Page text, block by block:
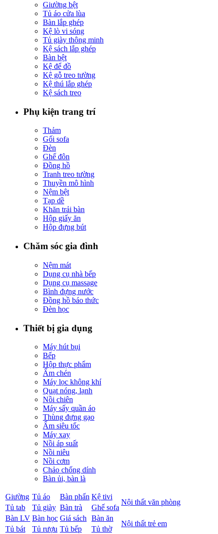
Giường bệt
Tủ áo cửa lùa
Bàn lắp ghép
Kệ lò vi sóng
Tủ giày thông minh
Kệ sách lắp ghép
Bàn bệt
Kệ để đồ
Kệ gỗ treo tường
Kệ thú lắp ghép
Kệ sách treo
Phụ kiện trang trí
Thảm
Gối sofa
Đèn
Ghế đôn
Đồng hồ
Tranh treo tường
Thuyền mô hình
Nệm bệt
Tạp dề
Khăn trải bàn
Hộp giấy ăn
Hộp đựng bút
Chăm sóc gia đình
Nệm mát
Dụng cụ nhà bếp
Dụng cụ massage
Bình đựng nước
Đồng hồ báo thức
Đèn học
Thiết bị gia dụng
Máy hút bụi
Bếp
Hộp thực phẩm
Ấm chén
Máy lọc không khí
Quạt nóng, lạnh
Nồi chiên
Máy sấy quần áo
Thùng đựng gạo
Ấm siêu tốc
Máy xay
Nồi áp suất
Nồi niêu
Nồi cơm
Chảo chống dính
Bàn ủi, bàn là
Giường Tủ áo Bàn phấn Kệ tivi
Nội thất văn phòng
Tủ tab Tủ giày Bàn trà
Ghế sofa
Bàn LV Bàn học Giá sách Bàn ăn
Nội thất trẻ em
Tủ bát Tủ rượu Tủ bếp
Tủ thờ